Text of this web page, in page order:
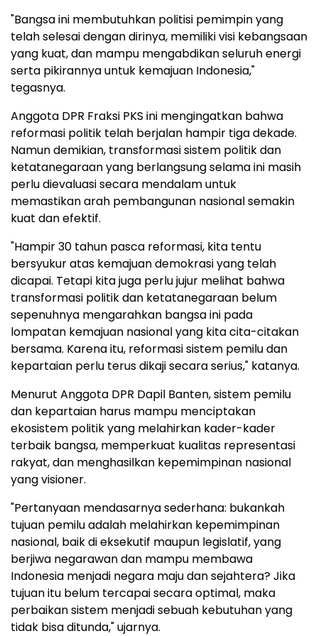
"Bangsa ini membutuhkan politisi pemimpin yang
telah selesai dengan dirinya, memiliki visi kebangsaan
yang kuat, dan mampu mengabdikan seluruh energi
serta pikirannya untuk kemajuan Indonesia,"
tegasnya.
Anggota DPR Fraksi PKS ini mengingatkan bahwa
reformasi politik telah berjalan hampir tiga dekade.
Namun demikian, transformasi sistem politik dan
ketatanegaraan yang berlangsung selama ini masih
perlu dievaluasi secara mendalam untuk
memastikan arah pembangunan nasional semakin
kuat dan efektif.
"Hampir 30 tahun pasca reformasi, kita tentu
bersyukur atas kemajuan demokrasi yang telah
dicapai. Tetapi kita juga perlu jujur melihat bahwa
transformasi politik dan ketatanegaraan belum
sepenuhnya mengarahkan bangsa ini pada
lompatan kemajuan nasional yang kita cita-citakan
bersama. Karena itu, reformasi sistem pemilu dan
kepartaian perlu terus dikaji secara serius," katanya.
Menurut Anggota DPR Dapil Banten, sistem pemilu
dan kepartaian harus mampu menciptakan
ekosistem politik yang melahirkan kader-kader
terbaik bangsa, memperkuat kualitas representasi
rakyat, dan menghasilkan kepemimpinan nasional
yang visioner.
"Pertanyaan mendasarnya sederhana: bukankah
tujuan pemilu adalah melahirkan kepemimpinan
nasional, baik di eksekutif maupun legislatif, yang
berjiwa negarawan dan mampu membawa
Indonesia menjadi negara maju dan sejahtera? Jika
tujuan itu belum tercapai secara optimal, maka
perbaikan sistem menjadi sebuah kebutuhan yang
tidak bisa ditunda," ujarnya.